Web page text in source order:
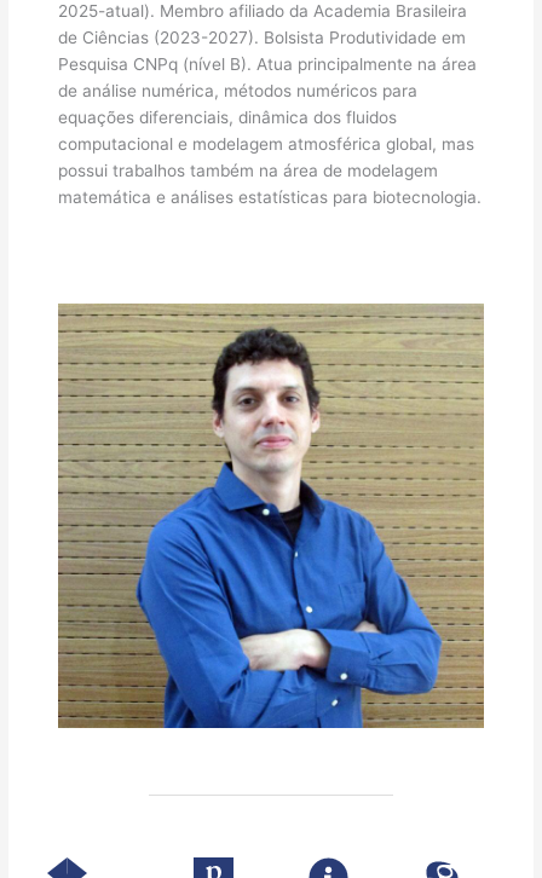
2025-atual). Membro afiliado da Academia Brasileira
de Ciências (2023-2027). Bolsista Produtividade em
Pesquisa CNPq (nível B). Atua principalmente na área
de análise numérica, métodos numéricos para
equações diferenciais, dinâmica dos fluidos
computacional e modelagem atmosférica global, mas
possui trabalhos também na área de modelagem
matemática e análises estatísticas para biotecnologia.